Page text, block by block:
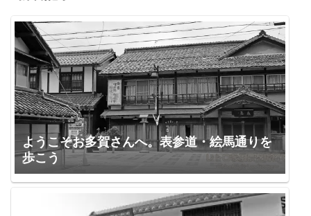
ようこそお多賀さんへ。表参道・絵馬通りを
歩こう